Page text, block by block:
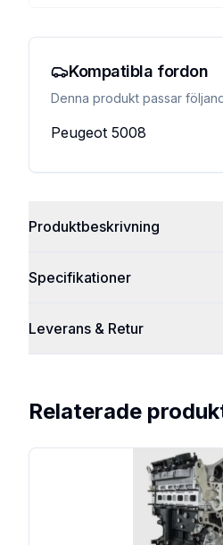
Kompatibla fordon
Denna produkt passar
Peugeot 5008
Produktbeskrivning
Specifikationer
Leverans & Retur
Relaterade